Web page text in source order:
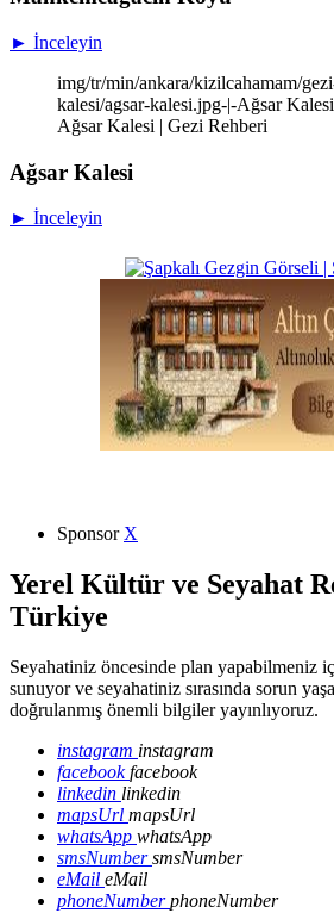
► İnceleyin
img/tr/min/ankara/kizilcahamam/
kalesi/agsar-kalesi.jpg-|-Ağsar
Ağsar Kalesi | Gezi Rehberi
Ağsar Kalesi
► İnceleyin
Sponsor X
Yerel Kültür ve Seyahat
Türkiye
Seyahatiniz öncesinde plan yapabilmeniz
sunuyor ve seyahatiniz sırasında sorun
doğrulanmış önemli bilgiler yayınlıyoruz.
instagram instagram
facebookfacebook
linkedin linkedin
mapsUrl mapsUrl
whatsApp whatsApp
smsNumbersmsNumber
eMail eMail
phoneNumberphoneNumber